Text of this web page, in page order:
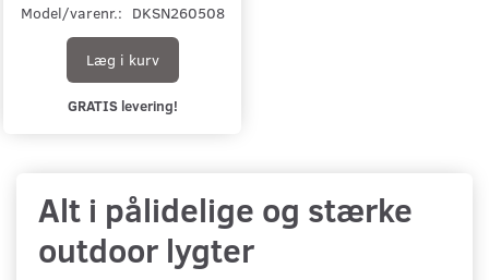
Model/varenr.: DKSN260508
Læg i kurv
GRATIS levering!
Alt i pålidelige og stærke
outdoor lygter